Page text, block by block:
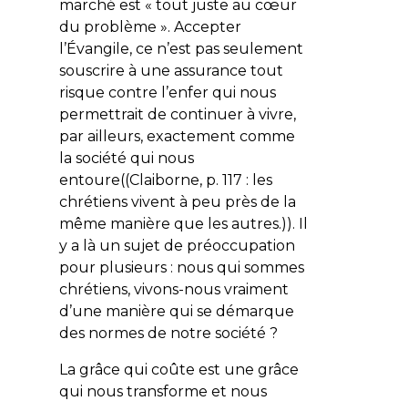
marché est « tout juste au cœur
du problème ». Accepter
l’Évangile, ce n’est pas seulement
souscrire à une assurance tout
risque contre l’enfer qui nous
permettrait de continuer à vivre,
par ailleurs, exactement comme
la société qui nous
entoure((Claiborne, p. 117 : les
chrétiens vivent à peu près de la
même manière que les autres.)). Il
y a là un sujet de préoccupation
pour plusieurs : nous qui sommes
chrétiens, vivons-nous vraiment
d’une manière qui se démarque
des normes de notre société ?
La grâce qui coûte est une grâce
qui nous transforme et nous